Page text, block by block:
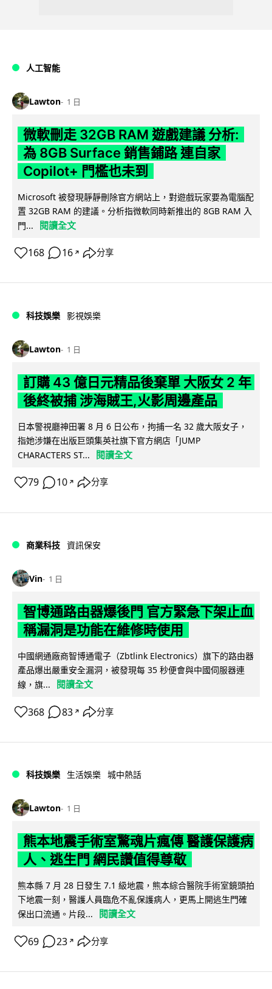
人工智能
Lawton 1 日
微軟刪走 32GB RAM 遊戲建議 分析:
為 8GB Surface 銷售鋪路 連自家
Copilot+ 門檻也未到
Microsoft 被發現靜靜刪除官方網站上，對遊戲玩家要為電腦配
置 32GB RAM 的建議。分析指微軟同時新推出的 8GB RAM 入
門...
閱讀全文
168 16 ↗ 分享
科技娛樂 影視娛樂
Lawton 1 日
訂購 43 億日元精品後棄單 大阪女 2 年
後終被捕 涉海賊王,火影周邊產品
日本警視廳神田署 8 月 6 日公布，拘捕一名 32 歲大阪女子，
指她涉嫌在出版巨頭集英社旗下官方網店「JUMP
CHARACTERS ST...
閱讀全文
79 10 ↗ 分享
商業科技 資訊保安
Vin 1 日
智博通路由器爆後門 官方緊急下架止血
稱漏洞是功能在維修時使用
中國網通廠商智博通電子（Zbtlink Electronics）旗下的路由器
產品爆出嚴重安全漏洞，被發現每 35 秒便會與中國伺服器連
線，旗...
閱讀全文
368 83 ↗ 分享
科技娛樂 生活娛樂 城中熱話
Lawton 1 日
熊本地震手術室驚魂片瘋傳 醫護保護病
人、逃生門 網民讚值得尊敬
熊本縣 7 月 28 日發生 7.1 級地震，熊本綜合醫院手術室鏡頭拍
下地震一刻，醫護人員臨危不亂保護病人，更馬上開逃生門確
保出口流通。片段...
閱讀全文
69 23 ↗ 分享